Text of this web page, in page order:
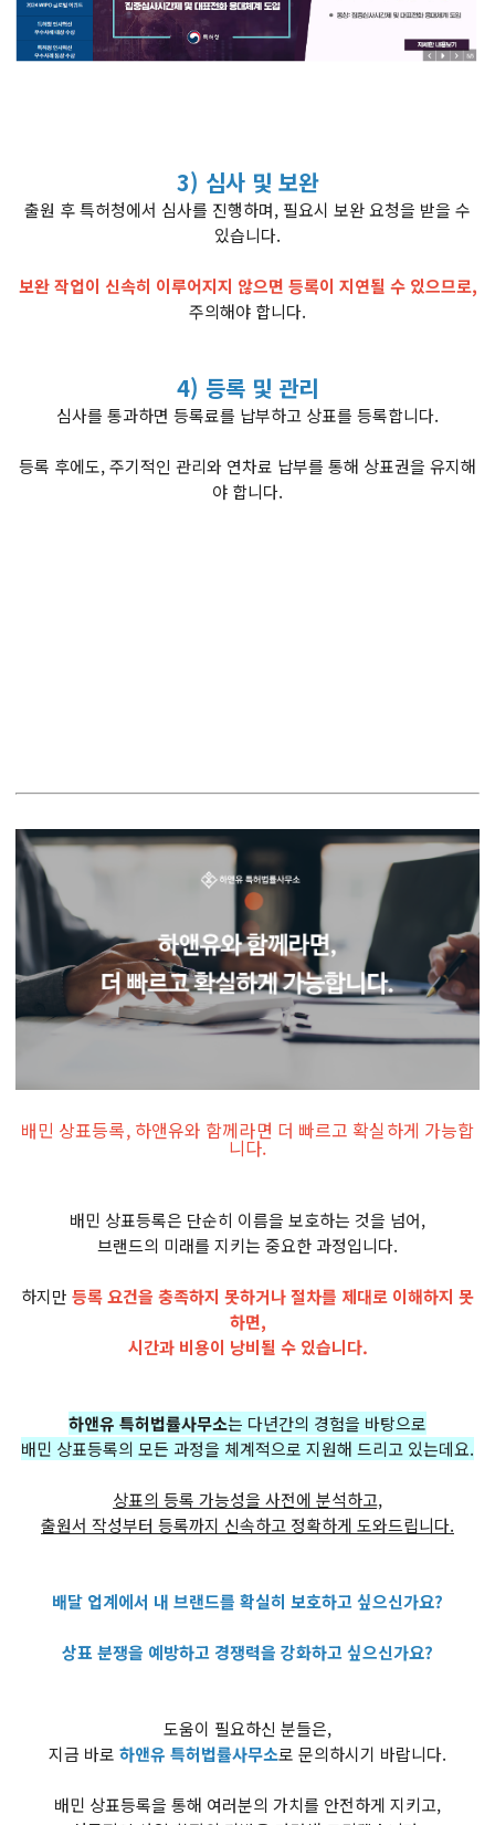
3) 심사 및 보완
출원 후 특허청에서 심사를 진행하며, 필요시 보완 요청을 받을 수
있습니다.
보완 작업이 신속히 이루어지지 않으면 등록이 지연될 수 있으므로,
주의해야 합니다.
4) 등록 및 관리
심사를 통과하면 등록료를 납부하고 상표를 등록합니다.
등록 후에도, 주기적인 관리와 연차료 납부를 통해 상표권을 유지해
야 합니다.
배민 상표등록, 하앤유와 함께라면 더 빠르고 확실하게 가능합
니다.
배민 상표등록은 단순히 이름을 보호하는 것을 넘어,
브랜드의 미래를 지키는 중요한 과정입니다.
하지만 등록 요건을 충족하지 못하거나 절차를 제대로 이해하지 못
하면,
시간과 비용이 낭비될 수 있습니다.
하앤유 특허법률사무소는 다년간의 경험을 바탕으로
배민 상표등록의 모든 과정을 체계적으로 지원해 드리고 있는데요.
상표의 등록 가능성을 사전에 분석하고,
출원서 작성부터 등록까지 신속하고 정확하게 도와드립니다.
배달 업계에서 내 브랜드를 확실히 보호하고 싶으신가요?
상표 분쟁을 예방하고 경쟁력을 강화하고 싶으신가요?
도움이 필요하신 분들은,
지금 바로 하앤유 특허법률사무소로 문의하시기 바랍니다.
배민 상표등록을 통해 여러분의 가치를 안전하게 지키고,